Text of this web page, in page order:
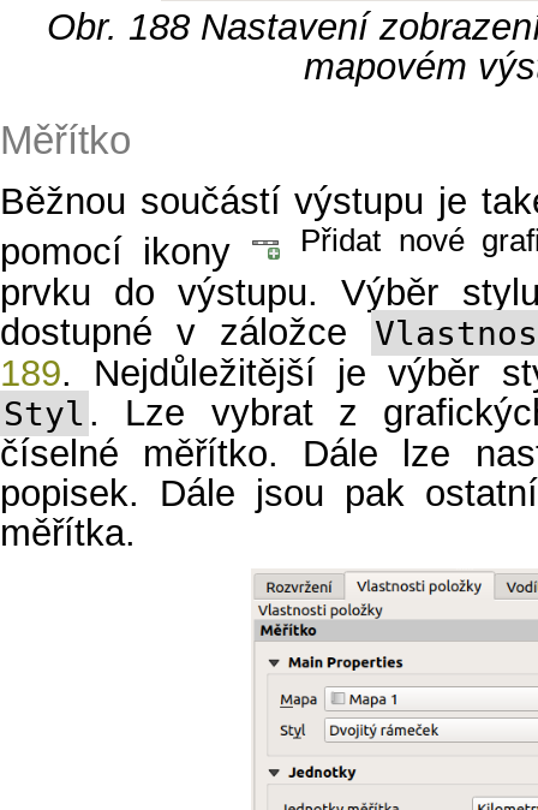
Obr. 188 Nastavení
mapovém
Měřítko
Běžnou součástí výstupu je
pomocí ikony
Přidat nové
prvku do výstupu. Výběr
dostupné v záložce
189. Nejdůležitější je výběr
Styl . Lze vybrat z
číselné měřítko. Dále lze
popisek. Dále jsou pak
měřítka.